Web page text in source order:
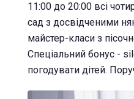
11:00 до 20:00 всі
сад з досвідченими
майстер-класи з
Спеціальний бонус -
погодувати дітей.